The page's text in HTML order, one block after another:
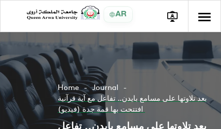
AR
Home
Journal
بعد تلاوتها على مسامع بايدن.. تفاعل مع آية قرآنية
بعد تلاوتها على مسامع بايدن.. تفاعل